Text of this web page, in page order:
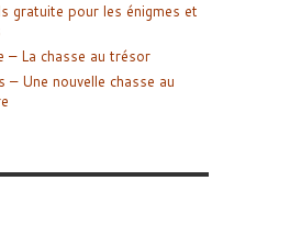
gratuite pour les énigmes et
– La chasse au trésor
– Une nouvelle chasse au